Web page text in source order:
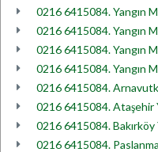
0216 6415084. Yangın
0216 6415084. Yangın
0216 6415084. Yangın
0216 6415084. Yangın
0216 6415084.
0216 6415084. Ataşehir
0216 6415084. Bakırköy
0216 6415084.